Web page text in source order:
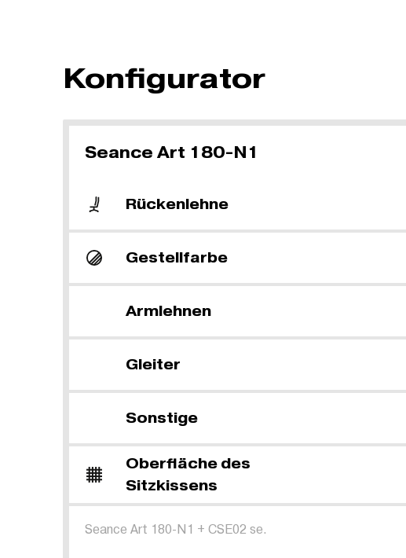
Konfigurator
Seance Art 180-N1
Rückenlehne
Gestellfarbe
Armlehnen
Gleiter
Sonstige
Oberfläche des
Sitzkissens
Seance Art 180-N1 + CSE02 se.